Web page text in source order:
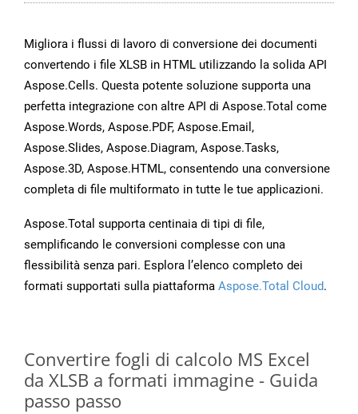
Migliora i flussi di lavoro di conversione dei documenti
convertendo i file XLSB in HTML utilizzando la solida API
Aspose.Cells. Questa potente soluzione supporta una
perfetta integrazione con altre API di Aspose.Total come
Aspose.Words, Aspose.PDF, Aspose.Email,
Aspose.Slides, Aspose.Diagram, Aspose.Tasks,
Aspose.3D, Aspose.HTML, consentendo una conversione
completa di file multiformato in tutte le tue applicazioni.
Aspose.Total supporta centinaia di tipi di file,
semplificando le conversioni complesse con una
flessibilità senza pari. Esplora l’elenco completo dei
formati supportati sulla piattaforma Aspose.Total Cloud.
Convertire fogli di calcolo MS Excel
da XLSB a formati immagine - Guida
passo passo